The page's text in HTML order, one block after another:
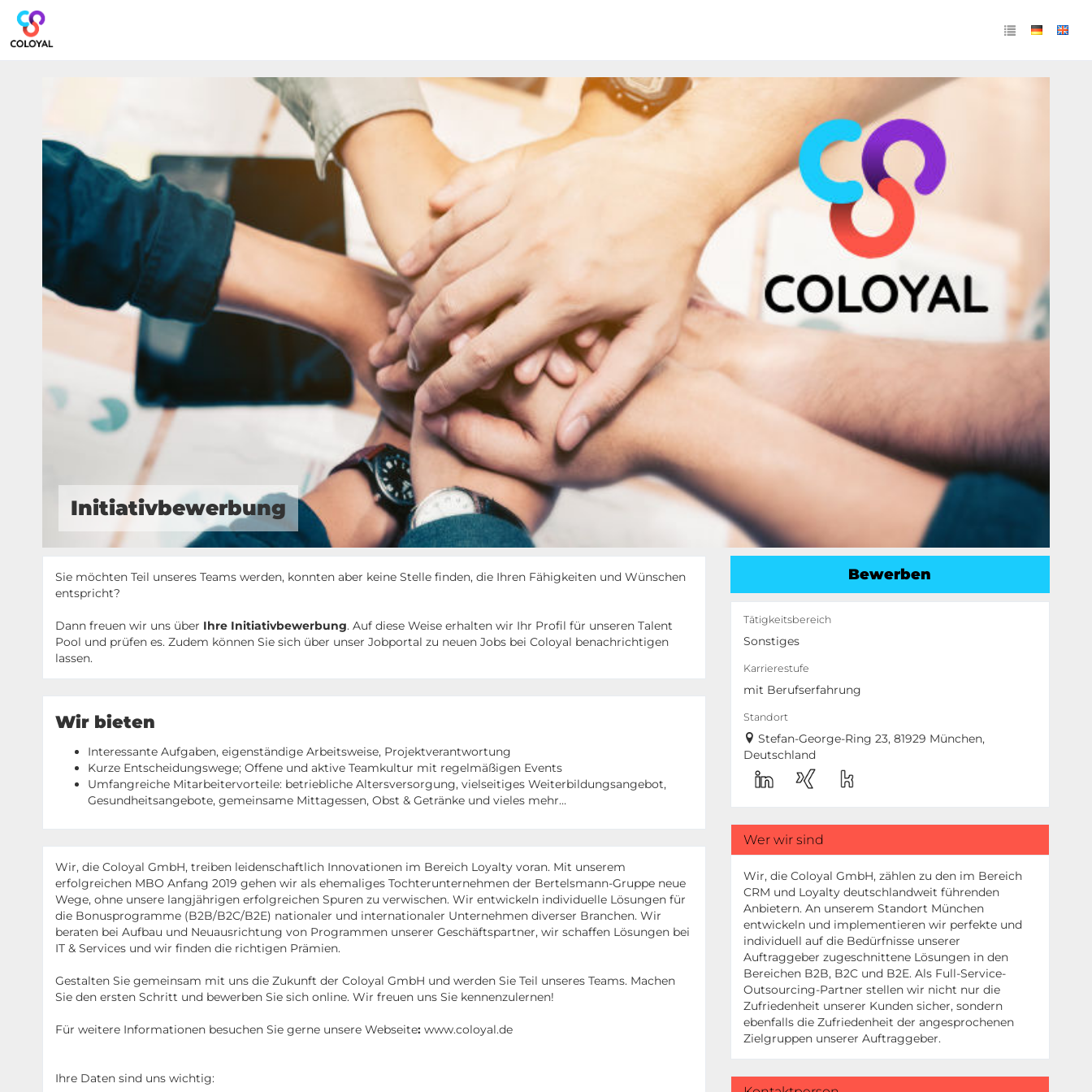
Initiativbewerbung
Sie möchten Teil unseres Teams werden, konnten aber keine Stelle finden, die Ihren Fähigkeiten und Wünschen
entspricht?
Dann freuen wir uns über Ihre Initiativbewerbung. Auf diese Weise erhalten wir Ihr Profil für unseren Talent
Pool und prüfen es. Zudem können Sie sich über unser Jobportal zu neuen Jobs bei Coloyal benachrichtigen
lassen.
Wir bieten
Interessante Aufgaben, eigenständige Arbeitsweise, Projektverantwortung
Kurze Entscheidungswege; Offene und aktive Teamkultur mit regelmäßigen Events
Umfangreiche Mitarbeitervorteile: betriebliche Altersversorgung, vielseitiges Weiterbildungsangebot,
Gesundheitsangebote, gemeinsame Mittagessen, Obst & Getränke und vieles mehr…
Wir, die Coloyal GmbH, treiben leidenschaftlich Innovationen im Bereich Loyalty voran. Mit unserem
erfolgreichen MBO Anfang 2019 gehen wir als ehemaliges Tochterunternehmen der Bertelsmann-Gruppe neue
Wege, ohne unsere langjährigen erfolgreichen Spuren zu verwischen. Wir entwickeln individuelle Lösungen für
die Bonusprogramme (B2B/B2C/B2E) nationaler und internationaler Unternehmen diverser Branchen. Wir
beraten bei Aufbau und Neuausrichtung von Programmen unserer Geschäftspartner, wir schaffen Lösungen bei
IT & Services und wir finden die richtigen Prämien.
Gestalten Sie gemeinsam mit uns die Zukunft der Coloyal GmbH und werden Sie Teil unseres Teams. Machen
Sie den ersten Schritt und bewerben Sie sich online. Wir freuen uns Sie kennenzulernen!
Für weitere Informationen besuchen Sie gerne unsere Webseite: www.coloyal.de
Ihre Daten sind uns wichtig:
Bewerben
Tätigkeitsbereich
Sonstiges
Karrierestufe
mit Berufserfahrung
Standort
Stefan-George-Ring 23, 81929 München,
Deutschland
Wer wir sind
Wir, die Coloyal GmbH, zählen zu den im Bereich
CRM und Loyalty deutschlandweit führenden
Anbietern. An unserem Standort München
entwickeln und implementieren wir perfekte und
individuell auf die Bedürfnisse unserer
Auftraggeber zugeschnittene Lösungen in den
Bereichen B2B, B2C und B2E. Als Full-Service-
Outsourcing-Partner stellen wir nicht nur die
Zufriedenheit unserer Kunden sicher, sondern
ebenfalls die Zufriedenheit der angesprochenen
Zielgruppen unserer Auftraggeber.